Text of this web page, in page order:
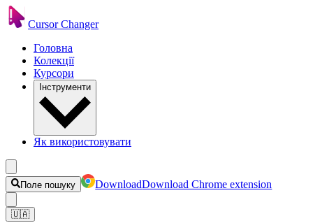
Cursor Changer
Головна
Колекції
Курсори
Інструменти
Як використовувати
Поле пошуку DownloadDownload Chrome extension
🇺🇦